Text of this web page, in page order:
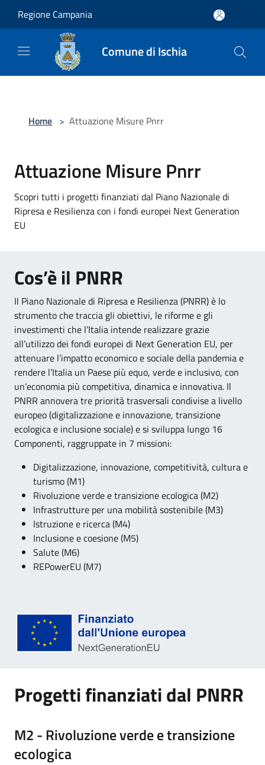
Regione Campania
Comune di Ischia
Home > Attuazione Misure Pnrr
Attuazione Misure Pnrr
Scopri tutti i progetti finanziati dal Piano Nazionale di
Ripresa e Resilienza con i fondi europei Next Generation
EU
Cos’è il PNRR
Il Piano Nazionale di Ripresa e Resilienza (PNRR) è lo
strumento che traccia gli obiettivi, le riforme e gli
investimenti che l’Italia intende realizzare grazie
all’utilizzo dei fondi europei di Next Generation EU, per
attenuare l’impatto economico e sociale della pandemia e
rendere l’Italia un Paese più equo, verde e inclusivo, con
un’economia più competitiva, dinamica e innovativa. Il
PNRR annovera tre priorità trasversali condivise a livello
europeo (digitalizzazione e innovazione, transizione
ecologica e inclusione sociale) e si sviluppa lungo 16
Componenti, raggruppate in 7 missioni:
Digitalizzazione, innovazione, competitività, cultura e
turismo (M1)
Rivoluzione verde e transizione ecologica (M2)
Infrastrutture per una mobilità sostenibile (M3)
Istruzione e ricerca (M4)
Inclusione e coesione (M5)
Salute (M6)
REPowerEU (M7)
Progetti finanziati dal PNRR
M2 - Rivoluzione verde e transizione
ecologica